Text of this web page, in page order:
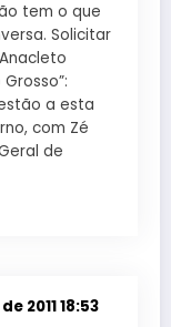
tem o que
Solicitar
a esta
com Zé
de
2011 18:53